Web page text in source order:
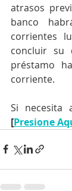
atrasos
banco
corrientes
concluir su
préstamo
corriente.
[Presione